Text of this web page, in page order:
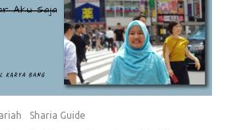
Sharia Guide